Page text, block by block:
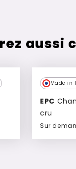
aussi
Made in
EPC
cru
Sur